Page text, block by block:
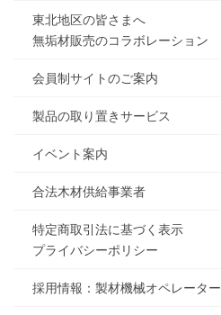
東北地区の皆さまへ
無垢材販売のコラボレーション
会員制サイトのご案内
製品の取り置きサービス
イベント案内
合法木材供給事業者
特定商取引法に基づく表示
プライバシーポリシー
採用情報：製材機械オペレーター